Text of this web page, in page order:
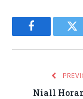
Facebook
Niall